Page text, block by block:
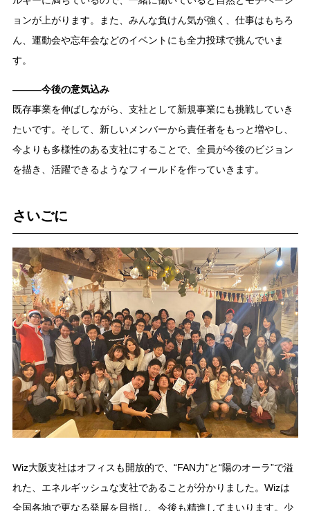
ョンが上がります。また、みんな負けん気が強く、仕事はもちろ
ん、運動会や忘年会などのイベントにも全力投球で挑んでいま
す。
―――今後の意気込み
既存事業を伸ばしながら、支社として新規事業にも挑戦していき
たいです。そして、新しいメンバーから責任者をもっと増やし、
今よりも多様性のある支社にすることで、全員が今後のビジョン
を描き、活躍できるようなフィールドを作っていきます。
さいごに
Wiz大阪支社はオフィスも開放的で、“FAN力”と“陽のオーラ”で溢
れた、エネルギッシュな支社であることが分かりました。Wizは
全国各地で更なる発展を目指し、今後も精進してまいります。少